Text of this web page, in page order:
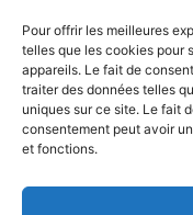
Pour offrir les meilleures
telles que les cookies pour
appareils. Le fait de
traiter des données telles
uniques sur ce site. Le fait
consentement peut avoir
et fonctions.
+41 22 321 04 48
Mail à Info Liang